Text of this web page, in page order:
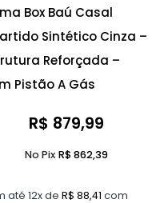
Box Baú Casal
Sintético Cinza –
Reforçada –
Pistão A Gás
R$ 879,99
até 12x de R$ 88,41 com
No Pix R$862,39